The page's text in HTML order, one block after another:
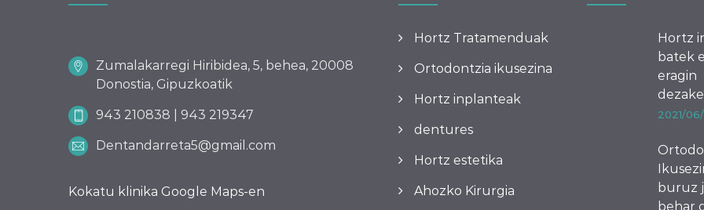
Zumalakarregi Hiribidea, 5, behea, 20008
Donostia, Gipuzkoatik
943 210838 | 943 219347
Dentandarreta5@gmail.com
Kokatu klinika Google Maps-en
Hortz Tratamenduak
Ortodontzia ikusezina
Hortz inplanteak
dentures
Hortz estetika
Ahozko Kirurgia
Hortz
batek
eragin
2021/
buruz
behar